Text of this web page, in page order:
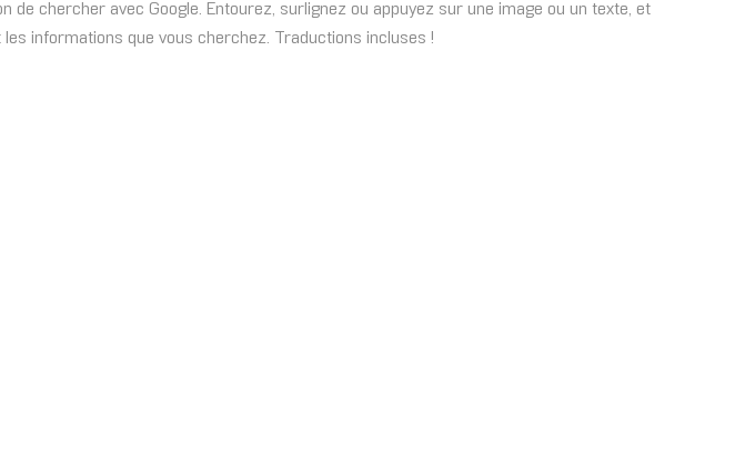
de chercher avec Google. Entourez, surlignez ou appuyez sur une image ou un texte, et
informations que vous cherchez. Traductions incluses !